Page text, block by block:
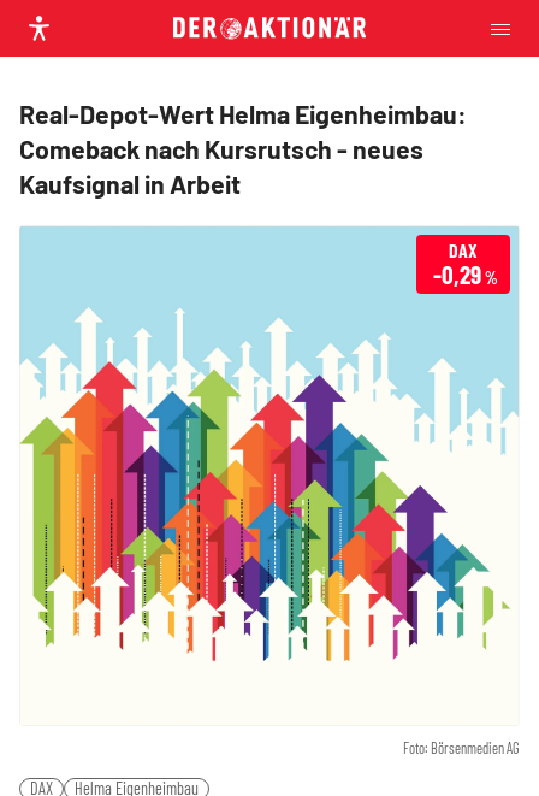
Real-Depot-Wert Helma Eigenheimbau:
Comeback nach Kursrutsch - neues
Kaufsignal in Arbeit
Foto: Börsenmedien AG
DAX
-0,29%
DAX Helma Eigenheimbau